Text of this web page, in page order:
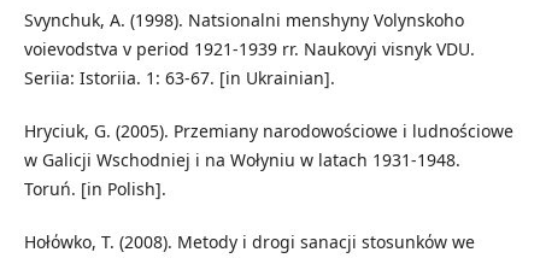
Svynchuk, A. (1998). Natsionalni menshyny Volynskoho
voievodstva v period 1921-1939 rr. Naukovyi visnyk VDU.
Seriia: Istoriia. 1: 63-67. [in Ukrainian].
Hryciuk, G. (2005). Przemiany narodowościowe i ludnościowe
w Galicji Wschodniej i na Wołyniu w latach 1931-1948.
Toruń. [in Polish].
Hołόwko, T. (2008). Metody i drogi sanacji stosunkόw we